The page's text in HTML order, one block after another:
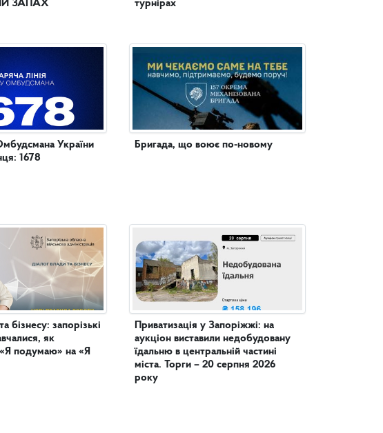
ЗАПАХ
України
1678
бізнесу: запорізькі
як
подумаю» на «Я
турнірах
Бригада, що воює по-новому
Приватизація у Запоріжжі: на
аукціон виставили недобудовану
їдальню в центральній частині
міста. Торги – 20 серпня 2026
року